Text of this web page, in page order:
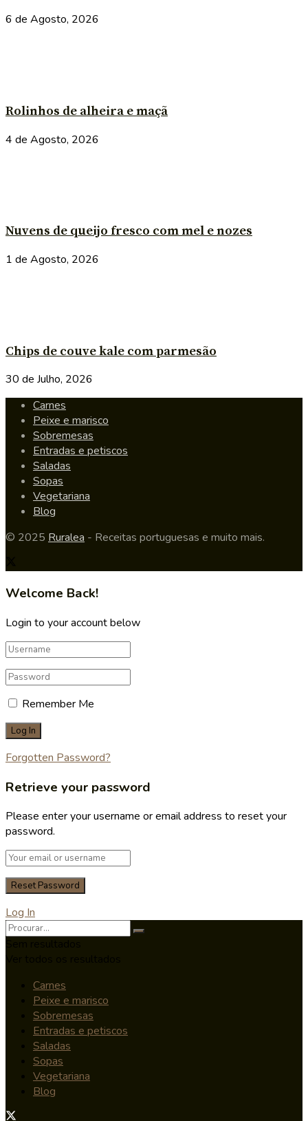
6 de Agosto, 2026
Rolinhos de alheira e maçã
4 de Agosto, 2026
Nuvens de queijo fresco com mel e nozes
1 de Agosto, 2026
Chips de couve kale com parmesão
30 de Julho, 2026
Carnes
Peixe e marisco
Sobremesas
Entradas e petiscos
Saladas
Sopas
Vegetariana
Blog
© 2025 Ruralea - Receitas portuguesas e muito mais.
Welcome Back!
Login to your account below
Remember Me
Forgotten Password?
Retrieve your password
Please enter your username or email address to reset your
password.
Log In
Carnes
Peixe e marisco
Sobremesas
Entradas e petiscos
Saladas
Sopas
Vegetariana
Blog